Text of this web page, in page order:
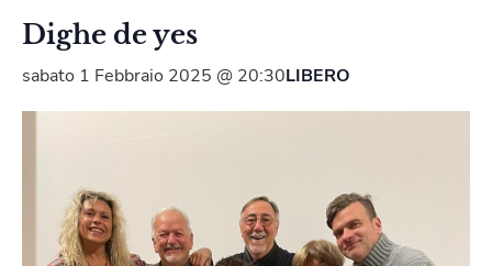
Dighe de yes
sabato 1 Febbraio 2025 @ 20:30LIBERO